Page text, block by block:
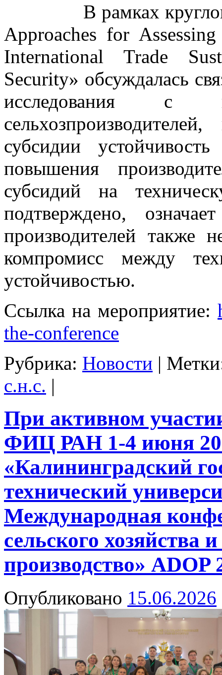
В рамках круглого
Approaches for
International Trade
Security» обсуждалась
исследования с
субсидии
повышения
субсидий на
подтверждено,
производителей также
компромисс между
устойчивостью.
Ссылка на мероприятие:
the-conference
Рубрика: Новости |
с.н.с. |
При активном
ФИЦ РАН 1-4 июня
«Калининградский
технический
Международная
сельского хозяйства
производство» ADOP
Опубликовано 15.06.2026